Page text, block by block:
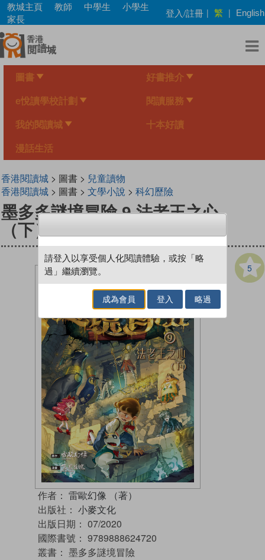
Skip
main
content
教城主頁 教師 中學生
小學生
家長
登入/註冊 | 繁 | English
圖書 好書推介
e悅讀學校計劃 閱讀服務
我的閱讀城 十本好讀
漫話生活
香港閱讀城> 圖書 > 兒童讀物
香港閱讀城> 圖書 > 文學小說 > 科幻歷險
墨多多謎境冒險 9 法老王之心
（下）
5
作者： 雷歐幻像 （著）
出版社： 小麥文化
出版日期： 07/2020
國際書號： 9789888624720
叢書： 墨多多謎境冒險
請登入以享受個人化閱讀體驗，或按「略
過」繼續瀏覽。
成為會員 登入 略過